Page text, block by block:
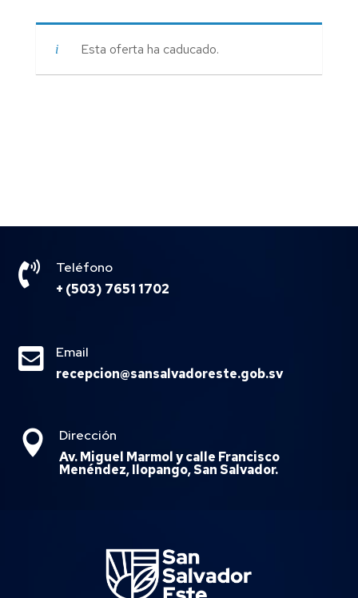
Esta oferta ha caducado.

Teléfono
+ (503) 7651 1702

Email
recepcion@sansalvadoreste.gob.sv

Dirección
Av. Miguel Marmol y calle Francisco
Menéndez, Ilopango, San Salvador.